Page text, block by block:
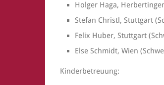
Holger Haga,
Stefan Christl, Stuttgart
Felix Huber, Stuttgart
Else Schmidt, Wien
Kinderbetreuung: